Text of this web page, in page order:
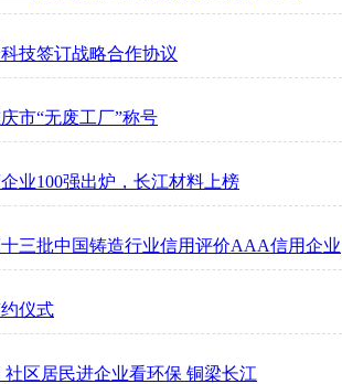
技签订战略合作协议
市“无废工厂”称号
业100强出炉，长江材料上榜
三批中国铸造行业信用评价AAA信用企业
仪式
区居民进企业看环保 铜梁长江